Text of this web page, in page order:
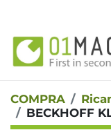
COMPRA
BECKHOFF